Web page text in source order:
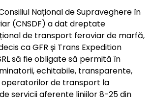
Național de Supraveghere în
(CNSDF) a dat dreptate
de transport feroviar de marfă,
ca GFR și Trans Expedition
să fie obligate să permită în
echitabile, transparente,
de transport la
servicii aferente liniilor 8-25 din